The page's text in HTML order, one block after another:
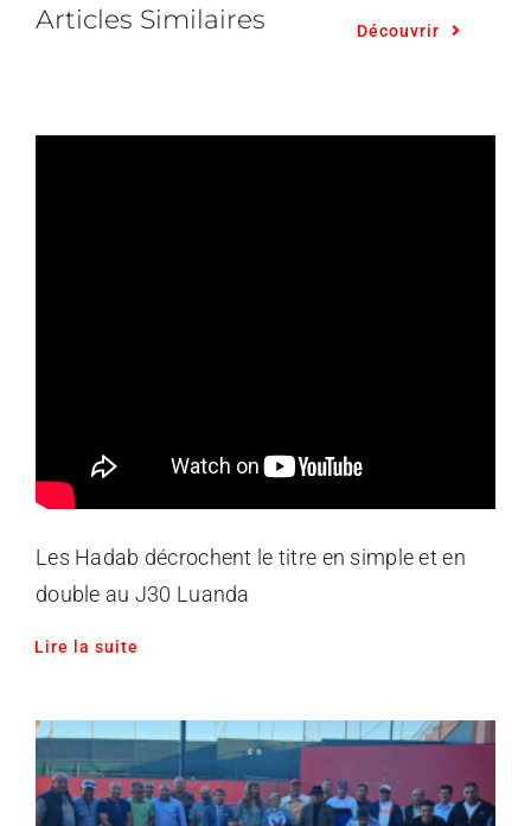
Articles Similaires Découvrir
Les Hadab décrochent le titre en simple et en
double au J30 Luanda
Lire la suite